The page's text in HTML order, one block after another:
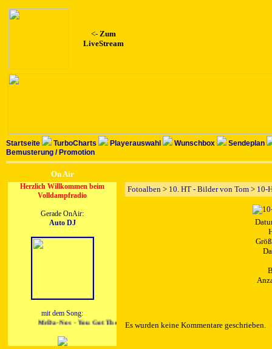
<- Zum
LiveStream
Startseite TurboCharts Playerauswahl Wunschbox
Sendeplan
Bemusterung / Promotion
On Air
Herzlich Willkommen beim
Volldampfradio
Gerade OnAir:
Auto DJ
mit dem Song:
MrDa-Nos - You Got The Love
Fotoalben > 10. HT - Bilder von Tom > 10-
Es wurden keine Kommentare geschrieben.